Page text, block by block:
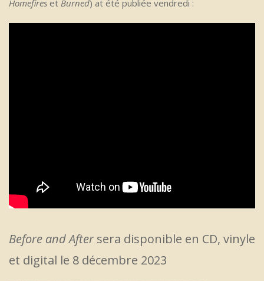
Homefires et Burned) at été publiée vendredi :
Before and Aftersera disponible en CD, vinyle
et digital le 8 décembre 2023